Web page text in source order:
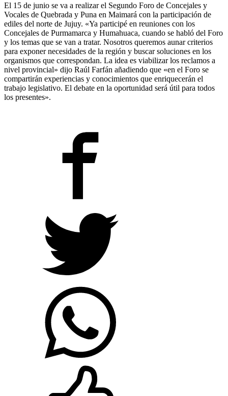
El 15 de junio se va a realizar el Segundo Foro de Concejales y
Vocales de Quebrada y Puna en Maimará con la participación de
ediles del norte de Jujuy. «Ya participé en reuniones con los
Concejales de Purmamarca y Humahuaca, cuando se habló del Foro
y los temas que se van a tratar. Nosotros queremos aunar criterios
para exponer necesidades de la región y buscar soluciones en los
organismos que correspondan. La idea es viabilizar los reclamos a
nivel provincial» dijo Raúl Farfán añadiendo que «en el Foro se
compartirán experiencias y conocimientos que enriquecerán el
trabajo legislativo. El debate en la oportunidad será útil para todos
los presentes».